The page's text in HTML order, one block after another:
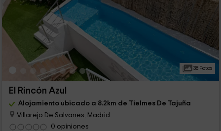
38 Fotos
El Rincón Azul
Alojamiento ubicado a 8.2km de Tielmes De Tajuña
Villarejo De Salvanes, Madrid
0 opiniones